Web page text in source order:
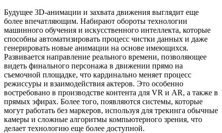
Будущее 3D-анимации и захвата движения выглядит еще
более впечатляющим. Набирают обороты технологии
машинного обучения и искусственного интеллекта, которые
способны автоматизировать процесс чистки данных и даже
генерировать новые анимации на основе имеющихся.
Развивается направление реального времени, позволяющее
видеть финального персонажа в движении прямо на
съемочной площадке, что кардинально меняет процесс
режиссуры и взаимодействия актеров. Это особенно
востребовано в производстве контента для VR и AR, а также в
прямых эфирах. Более того, появляются системы, которые
могут работать без маркеров, используя для трекинга обычные
камеры и сложные алгоритмы компьютерного зрения, что
делает технологию еще более доступной.